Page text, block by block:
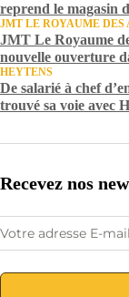
reprend le magasin
JMT LE ROYAUME
JMT Le Royaume
nouvelle ouverture
HEYTENS
De salarié à chef
trouvé sa voie avec
Recevez nos